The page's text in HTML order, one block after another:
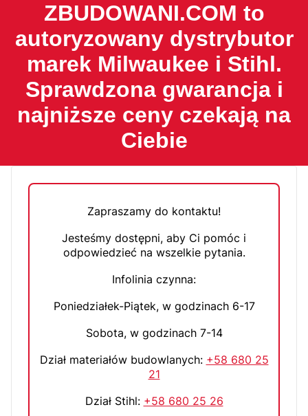
ZBUDOWANI.COM to
autoryzowany dystrybutor
marek Milwaukee i Stihl.
Sprawdzona gwarancja i
najniższe ceny czekają na
Ciebie
Zapraszamy do kontaktu!
Jesteśmy dostępni, aby Ci pomóc i
odpowiedzieć na wszelkie pytania.
Infolinia czynna:
Poniedziałek-Piątek, w godzinach 6-17
Sobota, w godzinach 7-14
Dział materiałów budowlanych: +58 680 25
21
Dział Stihl: +58 680 25 26